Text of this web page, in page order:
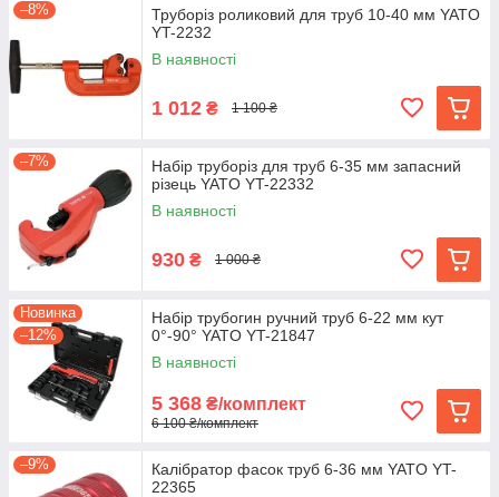
–8%
Труборіз роликовий для труб 10-40 мм YATO
YT-2232
В наявності
1 012 ₴ 1 100 ₴
–7%
Набір труборіз для труб 6-35 мм запасний
різець YATO YT-22332
В наявності
930 ₴ 1 000 ₴
Новинка
–12%
Набір трубогин ручний труб 6-22 мм кут
0°-90° YATO YT-21847
В наявності
5 368 ₴/комплект
6 100 ₴/комплект
–9%
Калібратор фасок труб 6-36 мм YATO YT-
22365